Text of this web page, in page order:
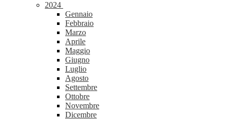
2024
Gennaio
Febbraio
Marzo
Aprile
Maggio
Giugno
Luglio
Agosto
Settembre
Ottobre
Novembre
Dicembre